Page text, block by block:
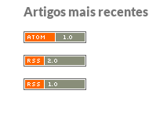
Artigos mais recentes